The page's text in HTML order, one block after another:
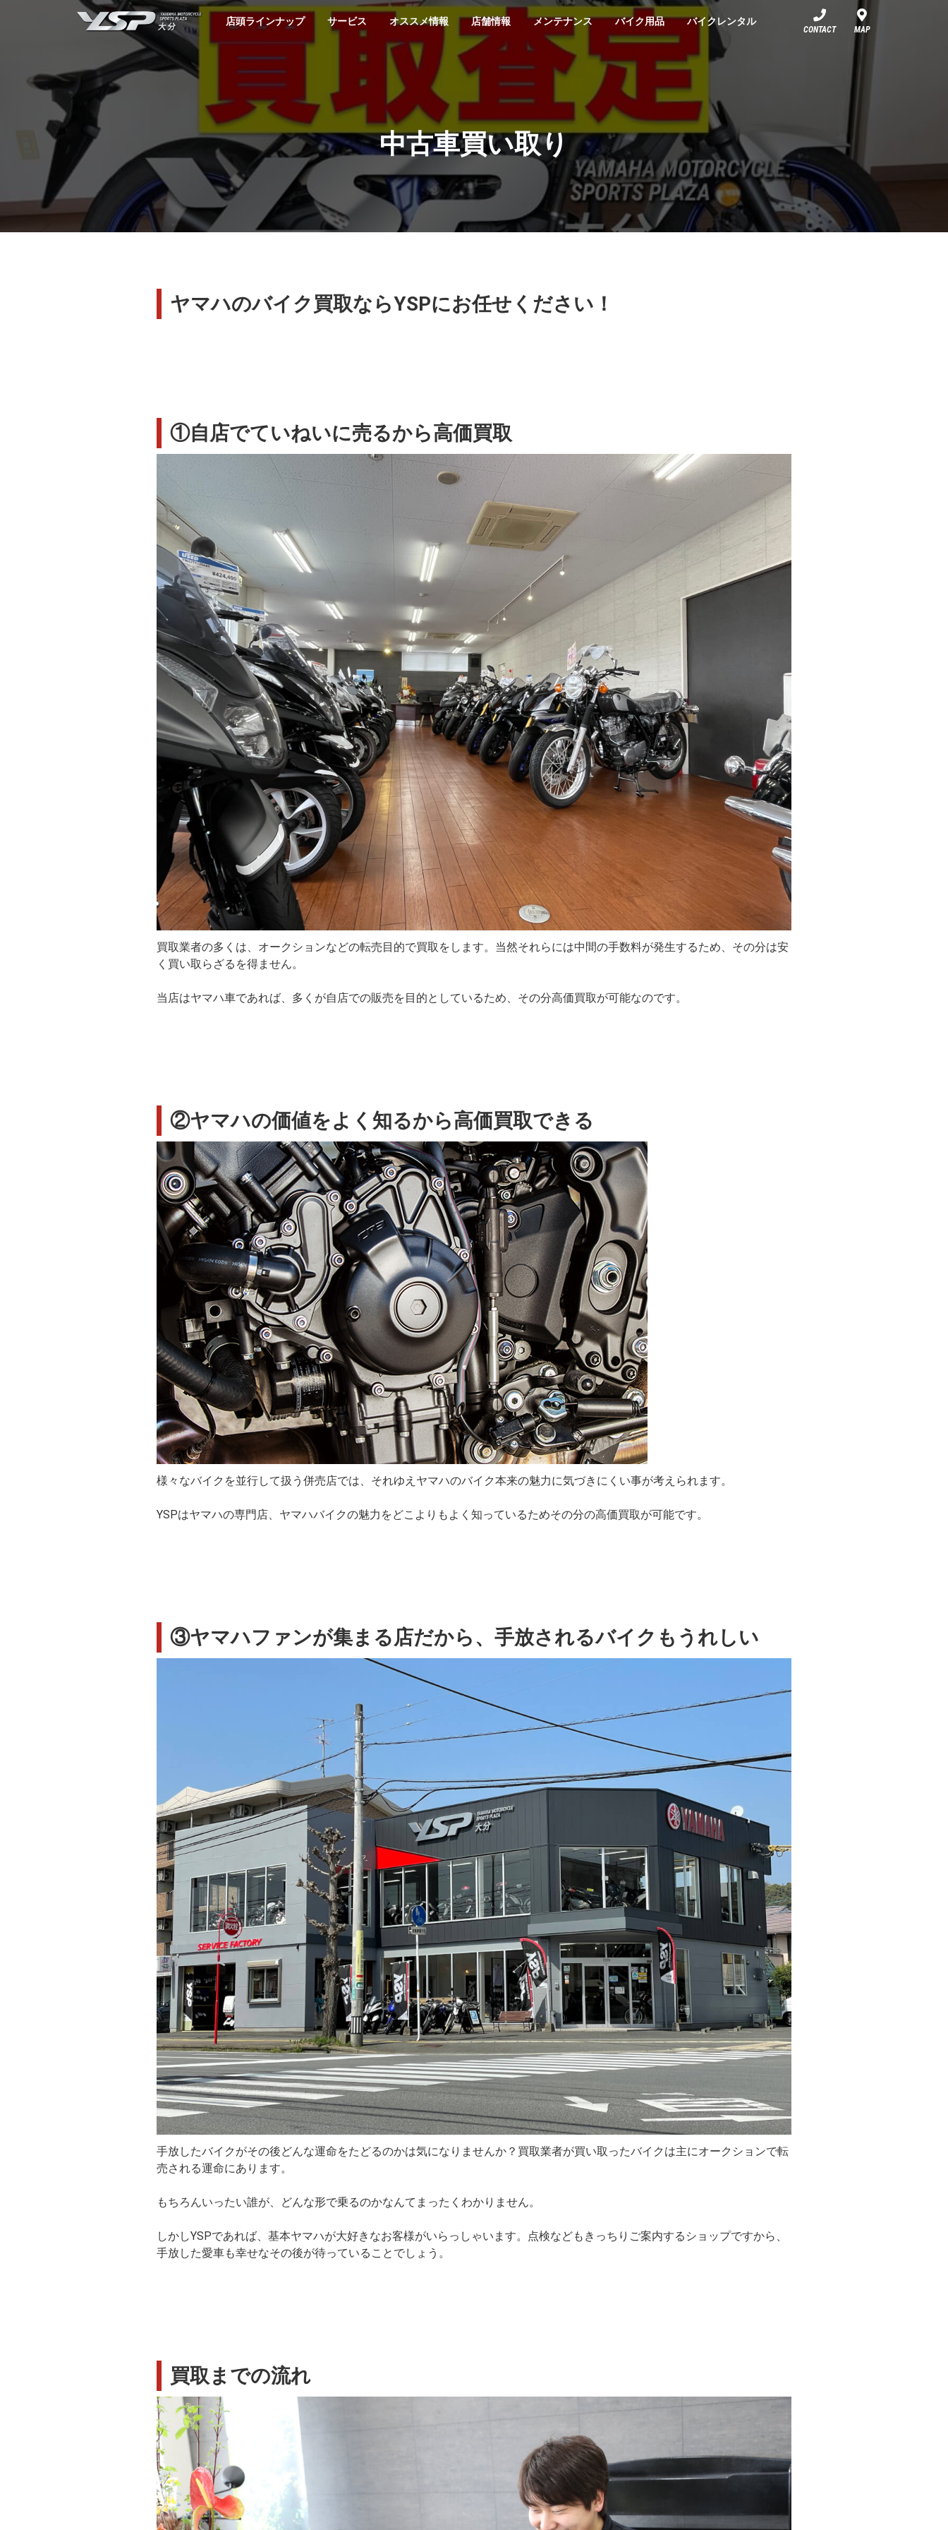
YSP大分店頭ラインナップ サービス オススメ情報 店舗情報 メンテナンス バイク用品 バイクレンタル
CONTACT MAP
中古車買い取り
ヤマハのバイク買取ならYSPにお任せください！
①自店でていねいに売るから高価買取
買取業者の多くは、オークションなどの転売目的で買取をします。当然それらには中間の手数料が発生するため、その分は安
く買い取らざるを得ません。
当店はヤマハ車であれば、多くが自店での販売を目的としているため、その分高価買取が可能なのです。
②ヤマハの価値をよく知るから高価買取できる
様々なバイクを並行して扱う併売店では、それゆえヤマハのバイク本来の魅力に気づきにくい事が考えられます。
YSPはヤマハの専門店、ヤマハバイクの魅力をどこよりもよく知っているためその分の高価買取が可能です。
③ヤマハファンが集まる店だから、手放されるバイクもうれしい
手放したバイクがその後どんな運命をたどるのかは気になりませんか？買取業者が買い取ったバイクは主にオークションで転
売される運命にあります。
もちろんいったい誰が、どんな形で乗るのかなんてまったくわかりません。
しかしYSPであれば、基本ヤマハが大好きなお客様がいらっしゃいます。点検などもきっちりご案内するショップですから、
手放した愛車も幸せなその後が待っていることでしょう。
買取までの流れ